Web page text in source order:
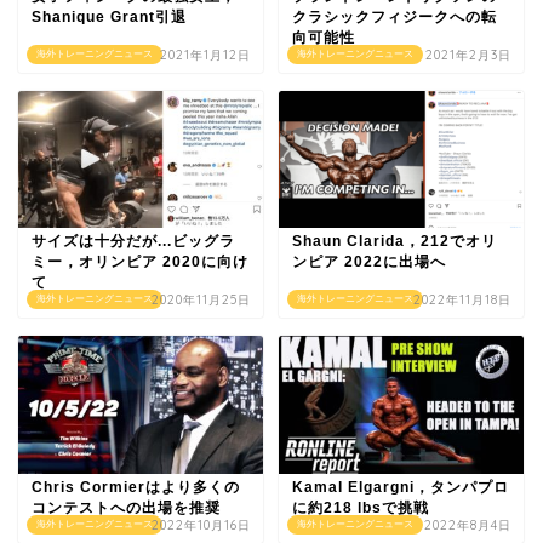
海外トレーニングニュース
Shanique Grant引退
2021年1月12日 海外トレーニングニュース
クラシックフィジークへの転
向可能性
2021年2月3日
海外トレーニングニュース
サイズは十分だが...ビッグラ
ミー，オリンピア 2020に向け
て
2020年11月25日 海外トレーニングニュース
Shaun Clarida，212でオリ
ンピア 2022に出場へ
2022年11月18日
海外トレーニングニュース
Chris Cormierはより多くの
コンテストへの出場を推奨
2022年10月16日 海外トレーニングニュース
Kamal Elgargni，タンパプロ
に約218 lbsで挑戦
2022年8月4日